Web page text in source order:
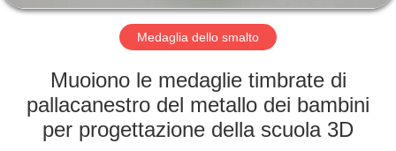
GIRO
FABBRICA
CONTROLLO
Medaglia dello smalto
Muoiono le medaglie timbrate di
pallacanestro del metallo dei bambini
per progettazione della scuola 3D